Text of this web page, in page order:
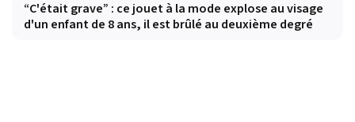
“C'était grave” : ce jouet à la mode explose au visage
d'un enfant de 8 ans, il est brûlé au deuxième degré